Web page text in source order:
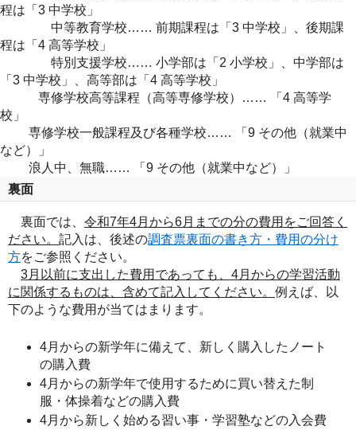
程は「3 中学校」
中等教育学校…… 前期課程は「3 中学校」、後期課
程は「4 高等学校」
特別支援学校…… 小学部は「2 小学校」、中学部は
「3 中学校」、高等部は「4 高等学校」
専修学校高等課程（高等専修学校）…… 「4 高等学
校」
専修学校一般課程及び各種学校…… 「9 その他（就業中
など）」
浪人中、無職…… 「9 その他（就業中など）」
裏面
裏面では、 令和7年4月から6月までの分の費用をご回答く
ださい。 記入は、後述の調査票裏面の書き方・費用の分け
方をご参照ください。
3月以前に支出した費用であっても、4月からの学習活動
に関係するものは、含めて記入してください。 例えば、以
下のような費用が当てはまります。
4月からの新学年に備えて、新しく購入したノート
の購入費
4月からの新学年で使用するために買い替えた制
服・体操着などの購入費
4月から新しく始める習い事・学習塾などの入会費